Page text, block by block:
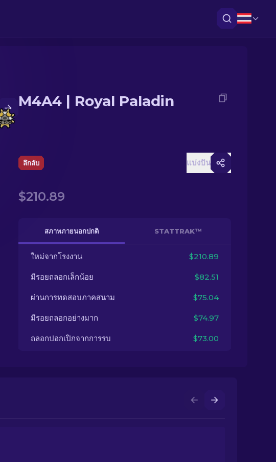
M4A4 | Royal Paladin
ลึกลับ แบ่งปัน
$210.89
สภาพภายนอกปกติ STATTRAK™
ใหม่จากโรงงาน $210.89
มีรอยถลอกเล็กน้อย $82.51
ผ่านการทดสอบภาคสนาม $75.04
มีรอยถลอกอย่างมาก $74.97
ถลอกปอกเปิกจากการรบ $73.00